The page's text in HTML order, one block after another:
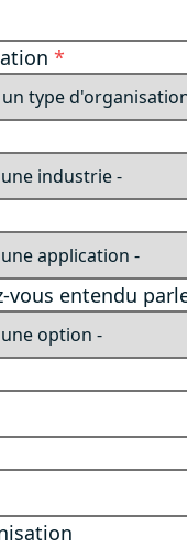
*
vous entendu